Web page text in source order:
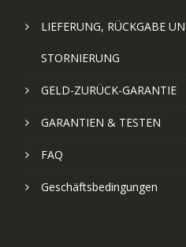
LIEFERUNG, RÜCKGABE
STORNIERUNG
GELD-ZURÜCK-GARANTIE
GARANTIEN & TESTEN
FAQ
Geschäftsbedingungen